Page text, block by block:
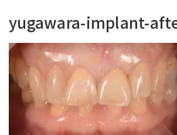
yugawara-implant-